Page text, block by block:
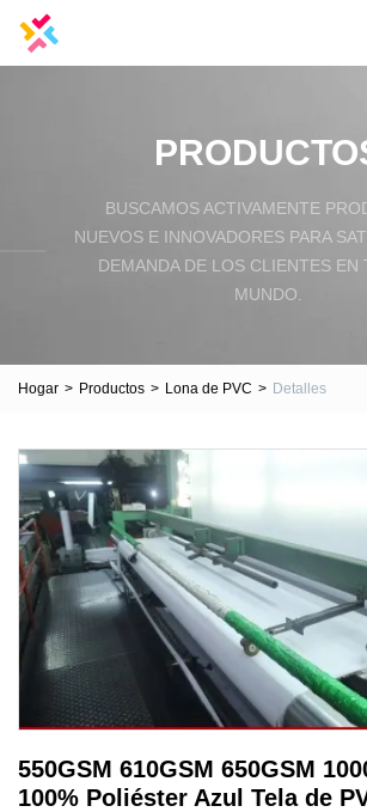
BUSCAMOS ACTIVAMENTE
NUEVOS E INNOVADORES PARA
DEMANDA DE LOS CLIENTES EN
MUNDO.
Hogar > Productos > Lona de PVC > Detalles
550GSM 610GSM 650GSM
100% Poliéster Azul Tela de